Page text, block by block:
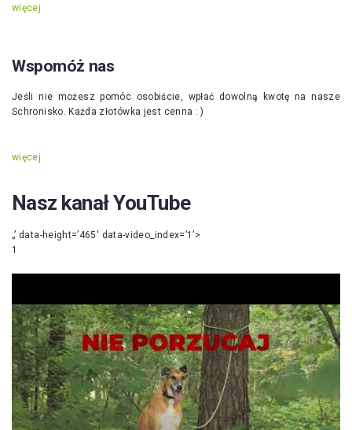
więcej
Wspomóż nas
Jeśli nie możesz pomóc osobiście, wpłać dowolną kwotę na nasze
Schronisko. Każda złotówka jest cenna : )
więcej
Nasz kanał YouTube
„’ data-height=’465′ data-video_index=’1’>
1